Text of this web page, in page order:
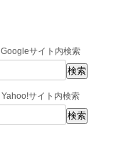
Googleサイト内検索
Yahoo!サイト内検索